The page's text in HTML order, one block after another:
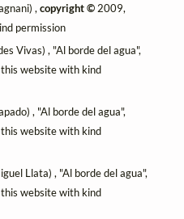
,copyright © 2009,
permission
Vivas) , "Al borde del agua",
website with kind
, "Al borde del agua",
website with kind
Llata) , "Al borde del agua",
website with kind